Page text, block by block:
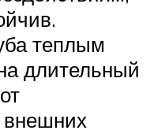
теплым
длительный
внешних